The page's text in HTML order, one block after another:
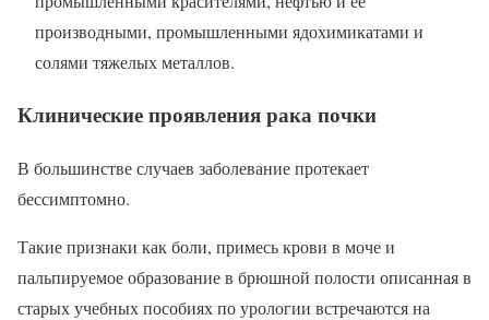
производными, промышленными ядохимикатами и
солями тяжелых металлов.
Клинические проявления рака почки
В большинстве случаев заболевание протекает
бессимптомно.
Такие признаки как боли, примесь крови в моче и
пальпируемое образование в брюшной полости описанная в
старых учебных пособиях по урологии встречаются на